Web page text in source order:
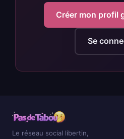
Créer mon profil
Se
Le réseau social libertin,